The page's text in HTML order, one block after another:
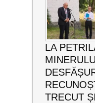
LA
TRECUT